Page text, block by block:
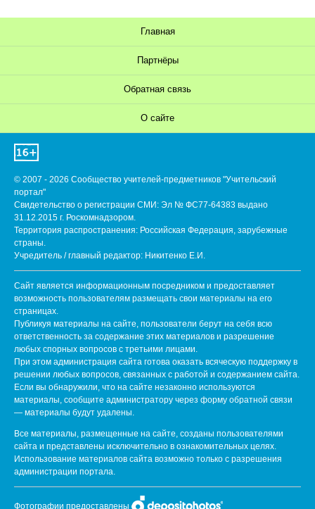
Главная
Партнёры
Обратная связь
О сайте
© 2007 - 2026 Сообщество учителей-предметников "Учительский
портал"
Свидетельство о регистрации СМИ: Эл № ФС77-64383 выдано
31.12.2015 г. Роскомнадзором.
Территория распространения: Российская Федерация, зарубежные
страны.
Учредитель / главный редактор: Никитенко Е.И.
Сайт является информационным посредником и предоставляет
возможность пользователям размещать свои материалы на его
страницах.
Публикуя материалы на сайте, пользователи берут на себя всю
ответственность за содержание этих материалов и разрешение
любых спорных вопросов с третьими лицами.
При этом администрация сайта готова оказать всяческую поддержку в
решении любых вопросов, связанных с работой и содержанием сайта.
Если вы обнаружили, что на сайте незаконно используются
материалы, сообщите администратору через форму обратной связи
— материалы будут удалены.
Все материалы, размещенные на сайте, созданы пользователями
сайта и представлены исключительно в ознакомительных целях.
Использование материалов сайта возможно только с разрешения
администрации портала.
Фотографии предоставлены